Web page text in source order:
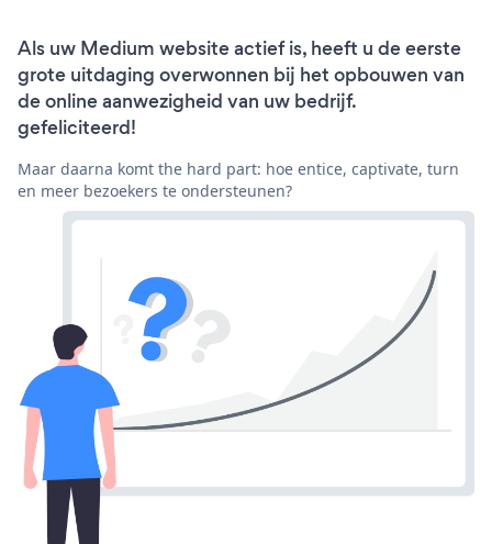
Als uw Medium website actief is, heeft u de eerste
grote uitdaging overwonnen bij het opbouwen van
de online aanwezigheid van uw bedrijf.
gefeliciteerd!
Maar daarna komt the hard part: hoe entice, captivate, turn
en meer bezoekers te ondersteunen?